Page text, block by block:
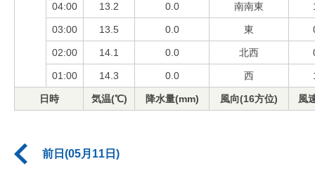
04:00 13.2 0.0 南南東
03:00 13.5 0.0 東
02:00 14.1 0.0 北西
01:00 14.3 0.0 西
日時 気温(℃) 降水量(mm) 風向(16方位) 風
前日(05月11日)